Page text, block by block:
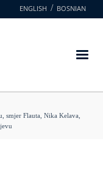
ENGLISH BOSNIAN
smjer Flauta, Nika Kelava,